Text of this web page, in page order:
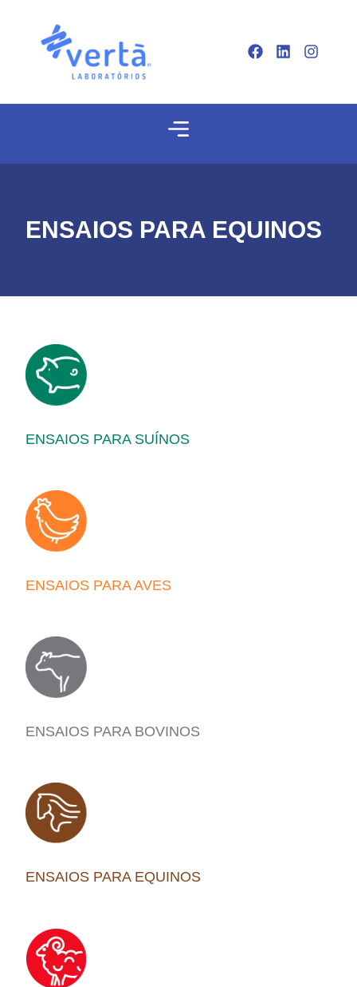
ENSAIOS PARA EQUINOS
ENSAIOS PARA SUÍNOS
ENSAIOS PARA AVES
ENSAIOS PARA BOVINOS
ENSAIOS PARA EQUINOS